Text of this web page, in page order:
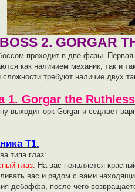
BOSS 2. GORGAR
проходит в две фазы.
как наличием механик, так и
сложности требуют наличие двух
1. Gorgar the Ruthless
выходит орк Gorgar и седлает
Т1.
типа глаз:
глаз. На вас появляется
вас и рядом с вами
дебаффа, после чего